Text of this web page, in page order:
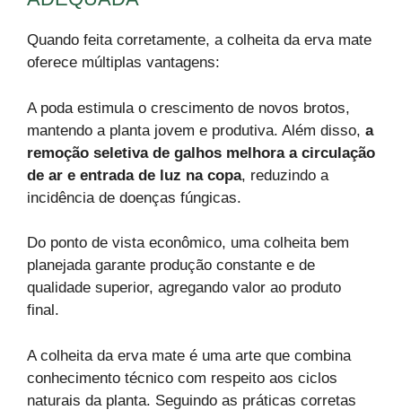
Quando feita corretamente, a colheita da erva mate
oferece múltiplas vantagens:
A poda estimula o crescimento de novos brotos,
mantendo a planta jovem e produtiva. Além disso, a
remoção seletiva de galhos melhora a circulação
de ar e entrada de luz na copa, reduzindo a
incidência de doenças fúngicas.
Do ponto de vista econômico, uma colheita bem
planejada garante produção constante e de
qualidade superior, agregando valor ao produto
final.
A colheita da erva mate é uma arte que combina
conhecimento técnico com respeito aos ciclos
naturais da planta. Seguindo as práticas corretas